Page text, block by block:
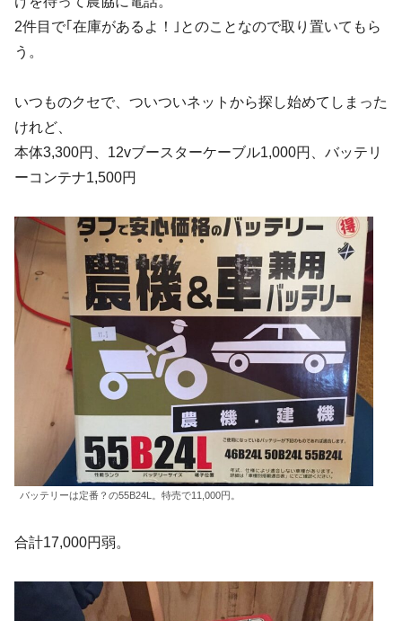
2件目で｢在庫があるよ！｣とのことなので取り置いてもら
う。
いつものクセで、ついついネットから探し始めてしまった
けれど、
本体3,300円、12vブースターケーブル1,000円、バッテリ
ーコンテナ1,500円
バッテリーは定番？の55B24L。特売で11,000円。
合計17,000円弱。